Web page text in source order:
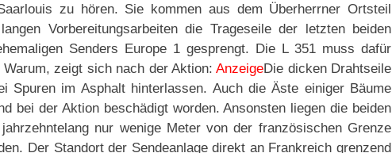
zu hören. Sie kommen aus dem Überherrner Ortsteil
Vorbereitungsarbeiten die Trageseile der letzten beiden
Senders Europe 1 gesprengt. Die L 351 muss dafür
zeigt sich nach der Aktion:AnzeigeDie dicken Drahtseile
Spuren im Asphalt hinterlassen. Auch die Äste einiger Bäume
bei der Aktion beschädigt worden. Ansonsten liegen die beiden
nur wenige Meter von der französischen Grenze
Der Standort der Sendeanlage direkt an Frankreich grenzend